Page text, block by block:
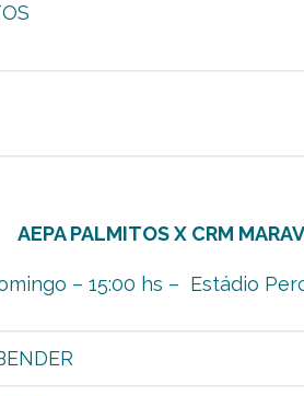
AEPA PALMITOS X CRM
– 15:00 hs – Estádio